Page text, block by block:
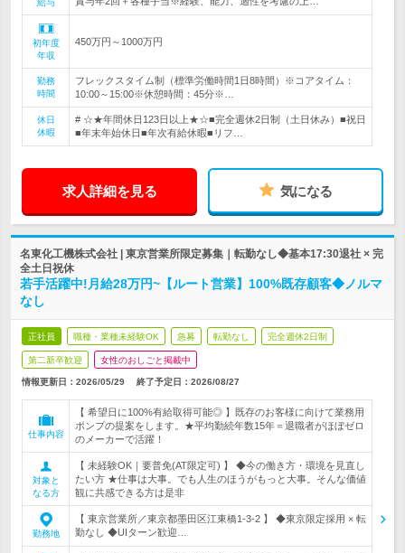
給与
初年度
年収
450万円～1000万円
勤務
時間
フレックスタイム制（標準労働時間1日8時間）※コアタイム：
10:00～15:00※休憩時間：45分※…
休日
休暇
# ☆★年間休日123日以上★☆■完全週休2日制（土日休み）■祝日
■年末年始休日■年次有給休暇■リフ…
求人詳細を見る 気になる
名東化工機株式会社 | 東京営業所限定募集｜転勤なし◆基本17:30退社 × 完
全土日祝休
若手活躍中!月給28万円~【ルート営業】100%既存顧客◆ノルマ
なし
正社員 職種・業種未経験OK 急募 転勤なし 完全週休2日制
第二新卒歓迎 女性のおしごと掲載中
情報更新日：2026/05/29 終了予定日： 2026/08/27
仕事内容
【 希望日に100%有給取得可能◎ 】既存のお客様に向けて業務用
ポンプの提案をします。★平均勤続年数15年＝退職者がほぼゼロ
のメーカーで活躍！
対象と
なる方
【 未経験OK｜要普免(AT限定可) 】 ◆今の働き方・環境を見直し
たい方 ★仕事は大事。でも人生のほうがもっと大事。そんな価値
観に共感できる方は是非
勤務地
【 東京営業所／東京都墨田区江東橋1-3-2 】 ◆東京限定採用 × 転
勤なし ◆UIターン歓迎…